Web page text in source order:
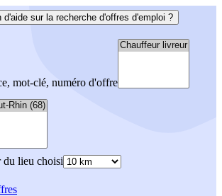
d'aide sur la recherche d'offres d'emploi ?
mot-clé, numéro d'offre
du lieu choisi